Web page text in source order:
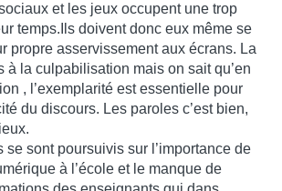
et les jeux occupent une trop
temps.Ils doivent donc eux même se
propre asservissement aux écrans. La
à la culpabilisation mais on sait qu’en
, l’exemplarité est essentielle pour
du discours. Les paroles c’est bien,
se sont poursuivis sur l’importance de
à l’école et le manque de